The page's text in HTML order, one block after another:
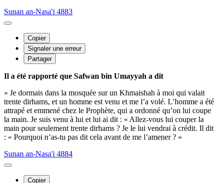
Sunan an-Nasa'i 4883
Copier
Signaler une erreur
Partager
Il a été rapporté que Safwan bin Umayyah a dit
« Je dormais dans la mosquée sur un Khmaishah à moi qui valait
trente dirhams, et un homme est venu et me l’a volé. L’homme a été
attrapé et emmené chez le Prophète, qui a ordonné qu’on lui coupe
la main. Je suis venu à lui et lui ai dit : « Allez-vous lui couper la
main pour seulement trente dirhams ? Je le lui vendrai à crédit. Il dit
: « Pourquoi n’as-tu pas dit cela avant de me l’amener ? »
Sunan an-Nasa'i 4884
Copier